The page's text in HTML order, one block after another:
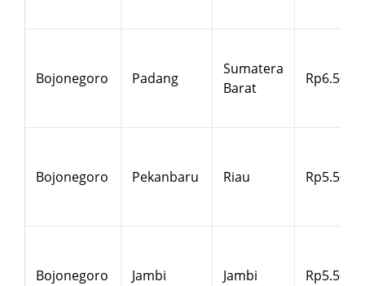
Bojonegoro Padang
Sumatera
Barat
Rp6.500
Bojonegoro Pekanbaru Riau Rp5.500
Bojonegoro Jambi Jambi Rp5.500